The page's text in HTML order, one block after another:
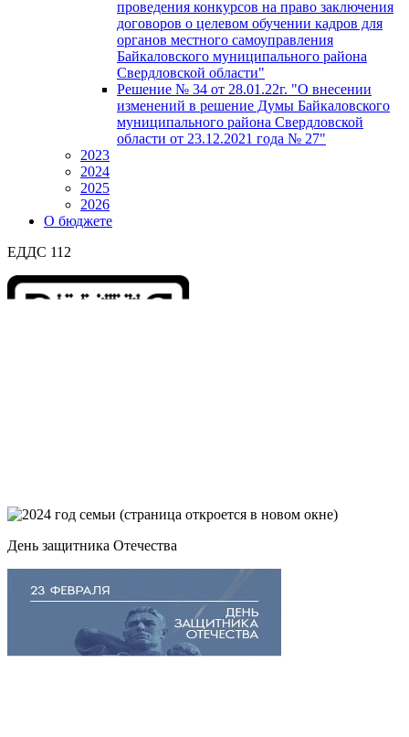
проведения конкурсов на право заключения
договоров о целевом обучении кадров для
органов местного самоуправления
Байкаловского муниципального района
Свердловской области"
Решение № 34 от 28.01.22г. "О внесении
изменений в решение Думы Байкаловского
муниципального района Свердловской
области от 23.12.2021 года № 27"
2023
2024
2025
2026
О бюджете
ЕДДС 112
День защитника Отечества